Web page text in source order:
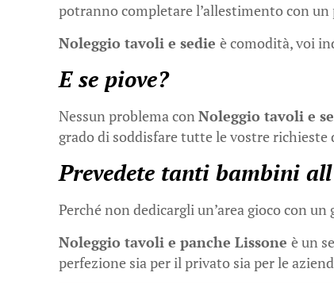
potranno completare l’allestimento con
Noleggio tavoli e sedieè comodità, voi
E se piove?
Nessun problema conNoleggio tavoli e
grado di soddisfare tutte le vostre richieste
Prevedete tanti bambini
Perché non dedicargli un’area gioco con
Noleggio tavoli e panche Lissoneè un
perfezione sia per il privato sia per le